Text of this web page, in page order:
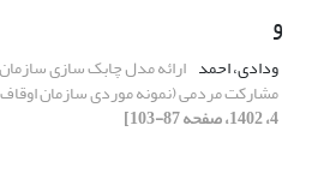
و
ودادی، احمد ارائه مدل چابک سازی
مشارکت مردمی (نمونه موردی سازمان اوقاف
4، 1402، صفحه 87-103]